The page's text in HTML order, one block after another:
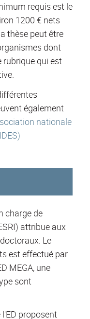
requis est le
1200 € nets
thèse peut être
dont
qui est
également
nationale
charge de
attribue aux
Le
est effectué par
MEGA, une
sont
proposent